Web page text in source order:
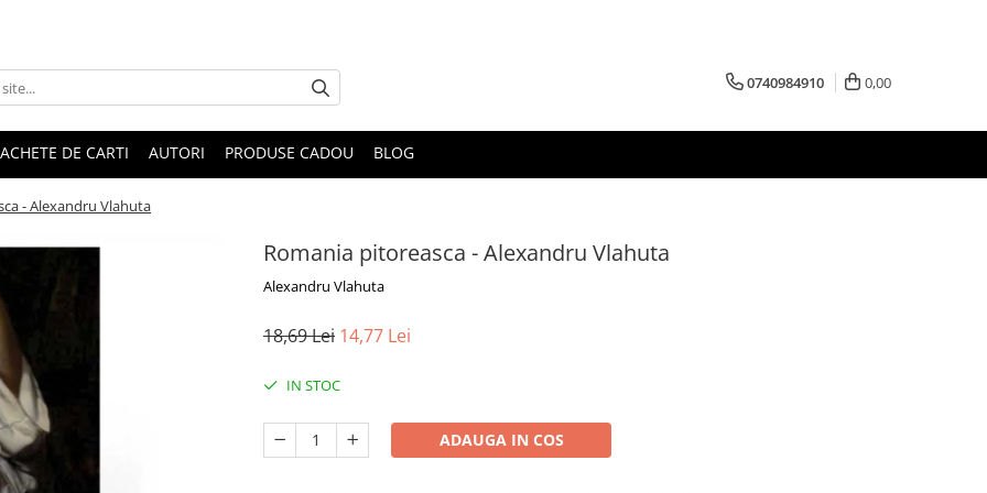
0740984910 0,00
DE CARTI AUTORI PRODUSE CADOU BLOG
- Alexandru Vlahuta
Romania pitoreasca - Alexandru Vlahuta
Alexandru Vlahuta
18,69 Lei 14,77 Lei
IN STOC
ADAUGA IN COS